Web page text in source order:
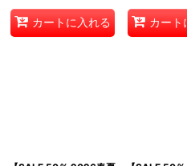
カートに入れる カート